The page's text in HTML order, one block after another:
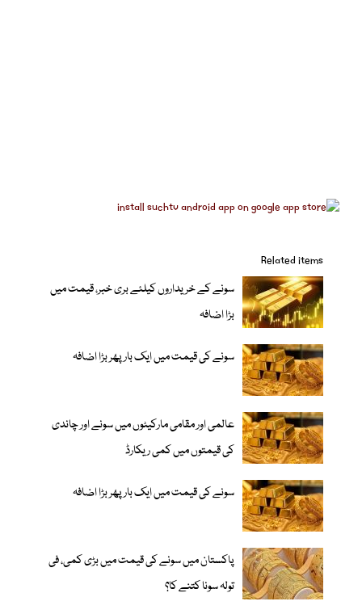
Related items
سونے کے خریداروں کیلئے بری خبر، قیمت میں
بڑا اضافہ
سونے کی قیمت میں ایک بار پھر بڑا اضافہ
عالمی اور مقامی مارکیٹوں میں سونے اور چاندی
کی قیمتوں میں کمی ریکارڈ
سونے کی قیمت میں ایک بار پھر بڑا اضافہ
پاکستان میں سونے کی قیمت میں بڑی کمی، فی
تولہ سونا کتنے کا؟